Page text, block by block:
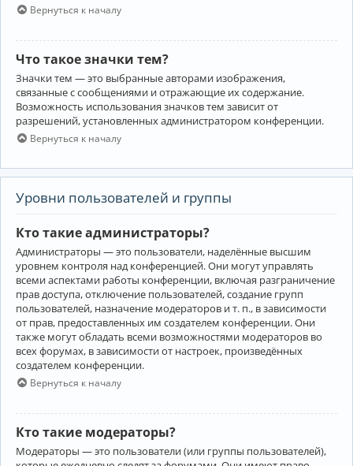
Вернуться к началу
Что такое значки тем?
Значки тем — это выбранные авторами изображения,
связанные с сообщениями и отражающие их содержание.
Возможность использования значков тем зависит от
разрешений, установленных администратором конференции.
Вернуться к началу
Уровни пользователей и группы
Кто такие администраторы?
Администраторы — это пользователи, наделённые высшим
уровнем контроля над конференцией. Они могут управлять
всеми аспектами работы конференции, включая разграничение
прав доступа, отключение пользователей, создание групп
пользователей, назначение модераторов и т. п., в зависимости
от прав, предоставленных им создателем конференции. Они
также могут обладать всеми возможностями модераторов во
всех форумах, в зависимости от настроек, произведённых
создателем конференции.
Вернуться к началу
Кто такие модераторы?
Модераторы — это пользователи (или группы пользователей),